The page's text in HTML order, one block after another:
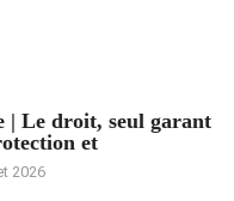
| Le droit, seul garant
et
2026